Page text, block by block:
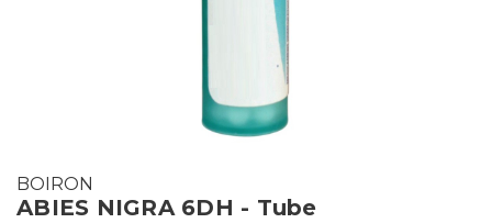
BOIRON
ABIES NIGRA 6DH - Tube